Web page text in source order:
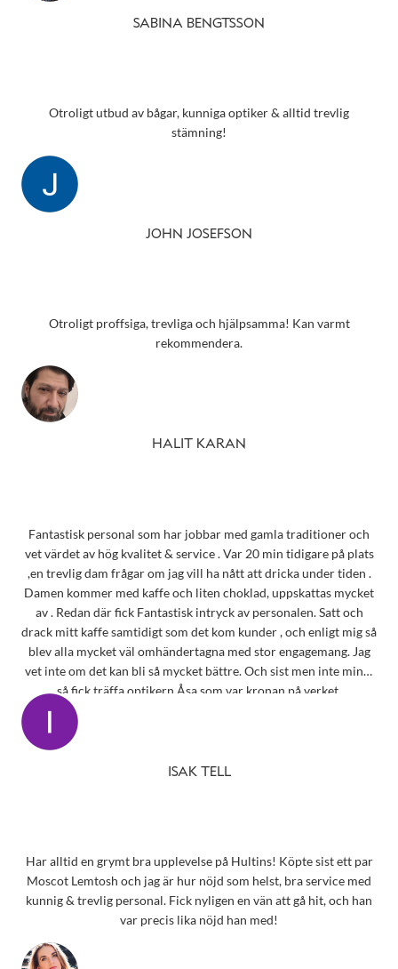
SABINA BENGTSSON
Otroligt utbud av bågar, kunniga optiker & alltid trevlig
stämning!
JOHN JOSEFSON
Otroligt proffsiga, trevliga och hjälpsamma! Kan varmt
rekommendera.
HALIT KARAN
Fantastisk personal som har jobbar med gamla traditioner och
vet värdet av hög kvalitet & service . Var 20 min tidigare på plats
,en trevlig dam frågar om jag vill ha nått att dricka under tiden .
Damen kommer med kaffe och liten choklad, uppskattas mycket
av . Redan där fick Fantastisk intryck av personalen. Satt och
drack mitt kaffe samtidigt som det kom kunder , och enligt mig så
blev alla mycket väl omhändertagna med stor engagemang. Jag
vet inte om det kan bli så mycket bättre. Och sist men inte minst
så fick träffa optikern Åsa som var kronan på verket.
ISAK TELL
Har alltid en grymt bra upplevelse på Hultins! Köpte sist ett par
Moscot Lemtosh och jag är hur nöjd som helst, bra service med
kunnig & trevlig personal. Fick nyligen en vän att gå hit, och han
var precis lika nöjd han med!